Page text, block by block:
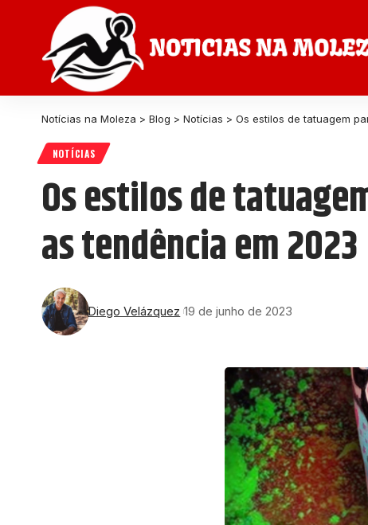
Notícias na Moleza > Blog > Notícias > Os estilos de tatuagem
NOTÍCIAS
Os estilos de
as tendência em 2023
Diego Velázquez 19 de junho de 2023